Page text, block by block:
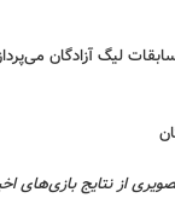
لیگ آزادگان
از نتایج بازی‌های